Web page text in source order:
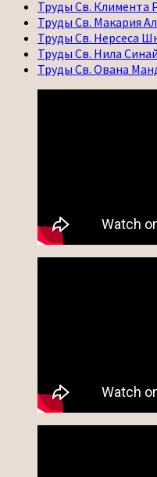
Труды Св. Климента
Труды Св. Макария
Труды Св. Нерсеса
Труды Св. Нила
Труды Св. Ована